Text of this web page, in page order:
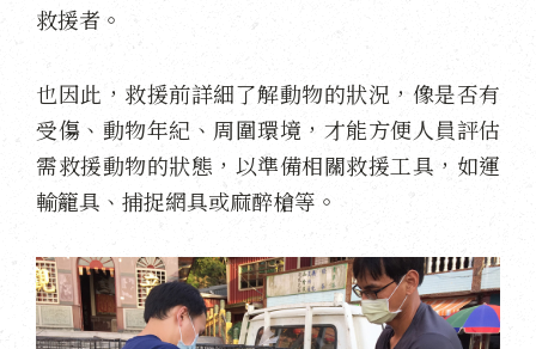
救援者。
也因此，救援前詳細了解動物的狀況，像是否有
受傷、動物年紀、周圍環境，才能方便人員評估
需救援動物的狀態，以準備相關救援工具，如運
輸籠具、捕捉網具或麻醉槍等。